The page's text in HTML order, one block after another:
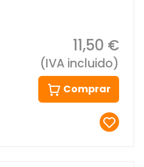
11,50 €
(IVA incluido)
Comprar